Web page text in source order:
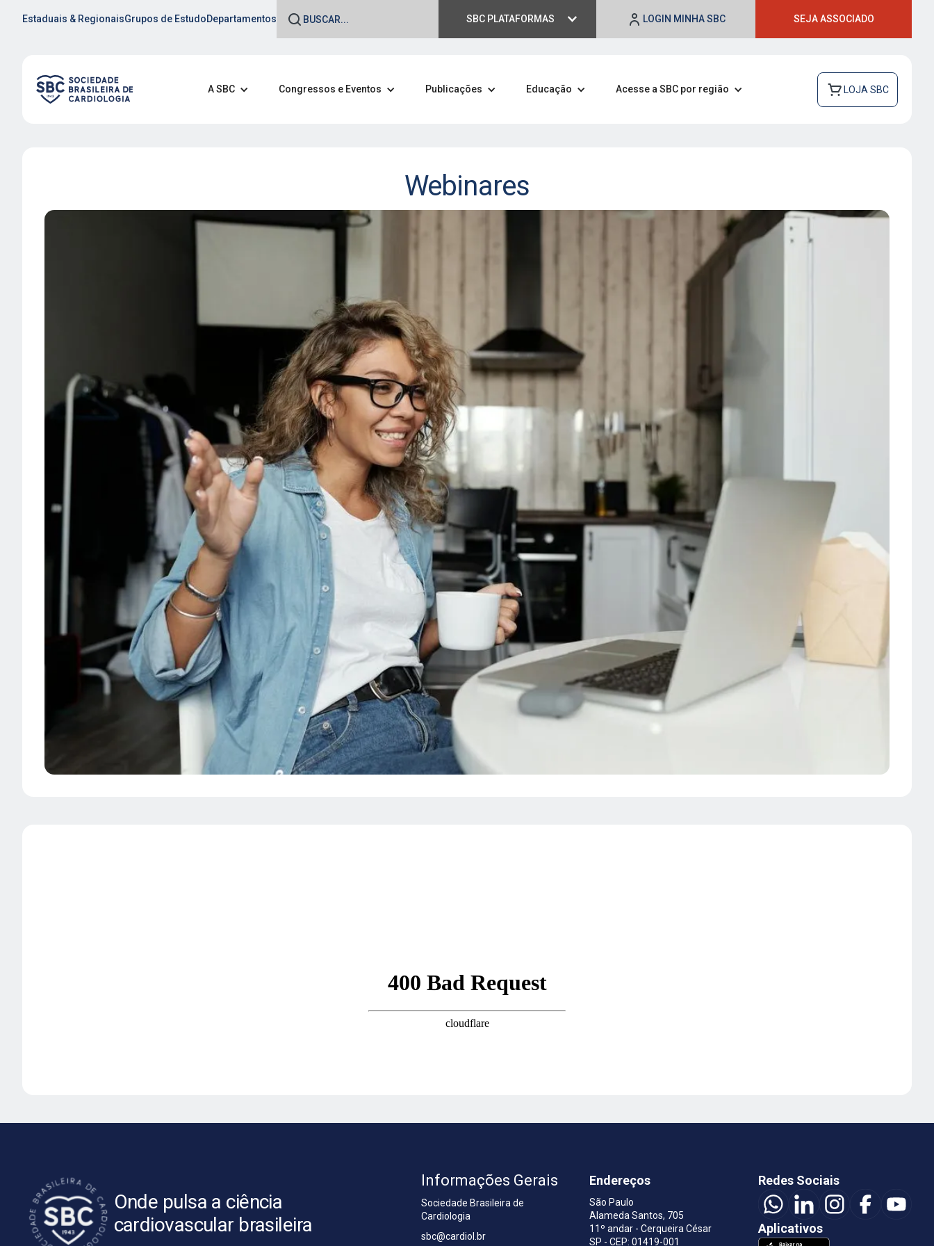
Estaduais & RegionaisGrupos de EstudoDepartamentos SBC PLATAFORMAS LOGIN MINHA SBC SEJA ASSOCIADO
A SBC Congressos e Eventos Publicações Educação Acesse a SBC por região LOJA SBC
Webinares
Onde pulsa a ciência
cardiovascular brasileira
Informações Gerais
Sociedade Brasileira de
Cardiologia
sbc@cardiol.br
Endereços
São Paulo
Alameda Santos, 705
11º andar - Cerqueira César
SP - CEP: 01419-001
Redes Sociais
Aplicativos